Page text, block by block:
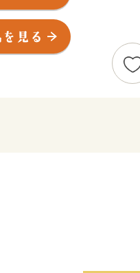
、心地よい風が吹く。
広大な田園風景が広がって
に交流する街でもあり、多